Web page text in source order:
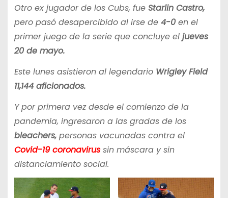
Otro ex jugador de los Cubs, fue Starlin Castro,
pero pasó desapercibido al irse de 4-0en el
primer juego de la serie que concluye el jueves
20 de mayo.
Este lunes asistieron al legendario Wrigley Field
11,144 aficionados.
Y por primera vez desde el comienzo de la
pandemia, ingresaron a las gradas de los
bleachers,personas vacunadas contra el
Covid-19 coronavirussin máscara y sin
distanciamiento social.